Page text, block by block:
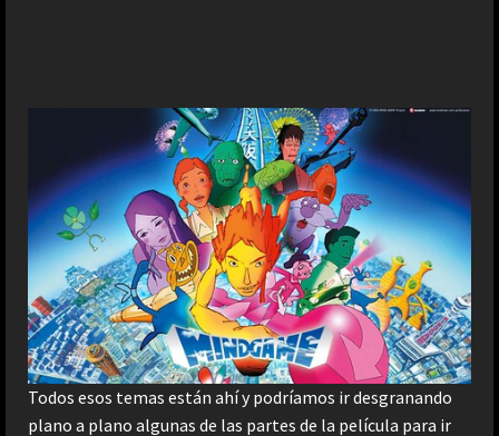
Todos esos temas están ahí y podríamos ir desgranando
plano a plano algunas de las partes de la película para ir